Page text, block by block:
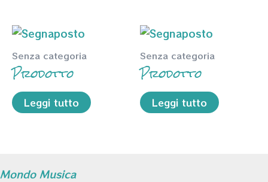
Senza categoria
Prodotto
Leggi tutto
Senza categoria
Prodotto
Leggi tutto
Mondo Musica